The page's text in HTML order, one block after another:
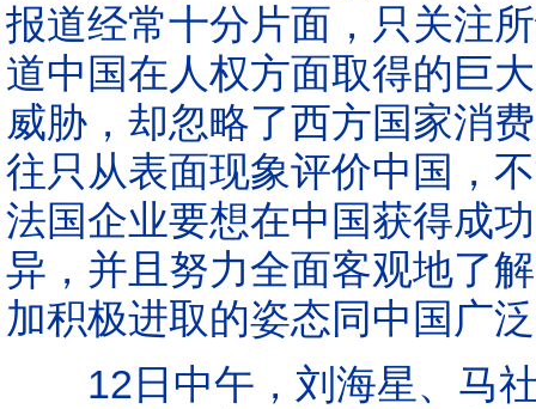
报道经常十分片面，只关注
道中国在人权方面取得的巨
威胁，却忽略了西方国家消
往只从表面现象评价中国，
法国企业要想在中国获得成
异，并且努力全面客观地了
加积极进取的姿态同中国广
12日中午，刘海星、马社